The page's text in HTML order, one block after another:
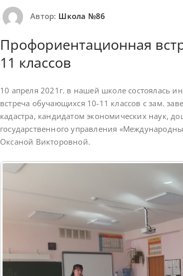
Автор: Школа №86
Профориентационная
11 классов
10 апреля 2021г. в нашей школе состоялась
встреча обучающихся 10-11 классов с зам.
кадастра, кандидатом экономических наук,
государственного управления
Оксаной Викторовной.